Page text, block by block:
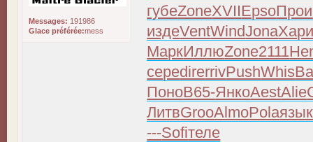
Messages: 191986
Glace préférée:mess
губеZoneXVIIEpsoПрои
издеVentWindJona
МаркИллюZone2111
сереdirerrivPushWhis
ПоноB65-ЯнкоAestAlie
ЛитвGrooAlmoPolaязык
---Sofiтеле